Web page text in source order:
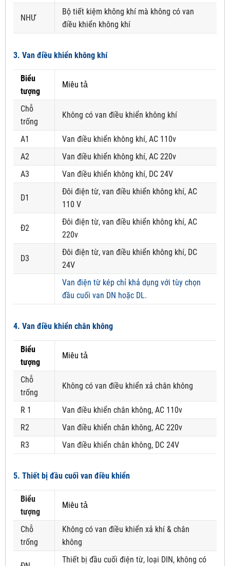
NHƯ
Bộ tiết kiệm không khí mà không có van
điều khiển không khí
3. Van điều khiển không khí
Biểu
tượng
Miêu tả
Chỗ
trống
Không có van điều khiển không khí
A1
Van điều khiển không khí, AC 110v
A2
Van điều khiển không khí, AC 220v
A3
Van điều khiển không khí, DC 24V
D1
Đôi điện từ, van điều khiển không khí, AC
110 V
Đ2
Đôi điện từ, van điều khiển không khí, AC
220v
D3
Đôi điện từ, van điều khiển không khí, DC
24V
Van điện từ kép chỉ khả dụng với tùy chọn
đầu cuối van DN hoặc DL.
4. Van điều khiển chân không
Biểu
tượng
Miêu tả
Chỗ
trống
Không có van điều khiển xả chân không
R 1
Van điều khiển chân không, AC 110v
R2
Van điều khiển chân không, AC 220v
R3
Van điều khiển chân không, DC 24V
5. Thiết bị đầu cuối van điều khiển
Biểu
tượng
Miêu tả
Chỗ
trống
Không có van điều khiển xả khí & chân
không
Thiết bị đầu cuối điện từ, loại DIN, không có